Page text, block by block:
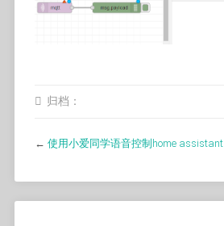
归档：
← 使用小爱同学语音控制home assistant